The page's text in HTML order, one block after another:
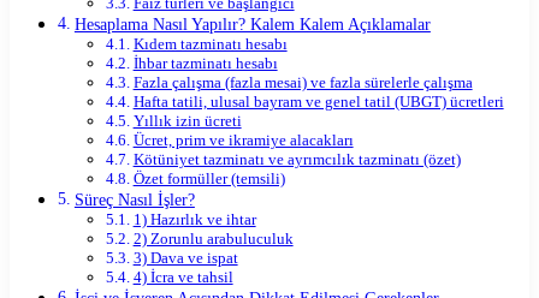
Hesaplama Nasıl Yapılır? Kalem Kalem Açıklamalar
Kıdem tazminatı hesabı
İhbar tazminatı hesabı
Fazla çalışma (fazla mesai) ve fazla sürelerle çalışma
Hafta tatili, ulusal bayram ve genel tatil (UBGT) ücretleri
Yıllık izin ücreti
Ücret, prim ve ikramiye alacakları
Kötüniyet tazminatı ve ayrımcılık tazminatı (özet)
Özet formüller (temsili)
Süreç Nasıl İşler?
1) Hazırlık ve ihtar
2) Zorunlu arabuluculuk
3) Dava ve ispat
4) İcra ve tahsil